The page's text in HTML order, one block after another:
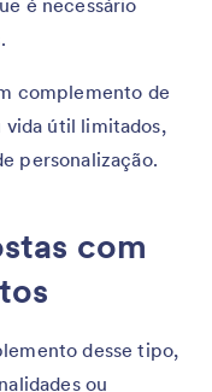
complemento de
útil limitados,
personalização.
com
desse tipo,
ou